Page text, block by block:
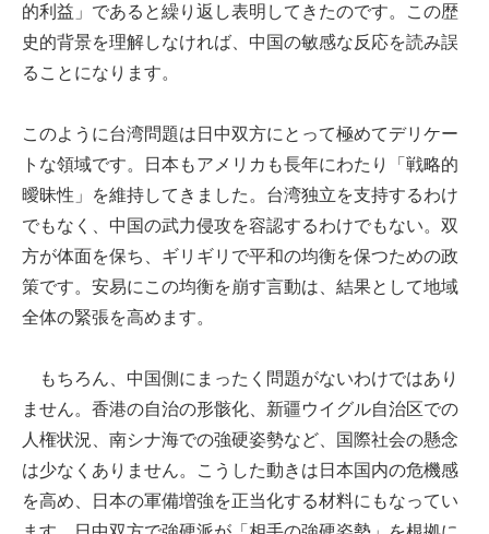
的利益」であると繰り返し表明してきたのです。この歴
史的背景を理解しなければ、中国の敏感な反応を読み誤
ることになります。
このように台湾問題は日中双方にとって極めてデリケー
トな領域です。日本もアメリカも長年にわたり「戦略的
曖昧性」を維持してきました。台湾独立を支持するわけ
でもなく、中国の武力侵攻を容認するわけでもない。双
方が体面を保ち、ギリギリで平和の均衡を保つための政
策です。安易にこの均衡を崩す言動は、結果として地域
全体の緊張を高めます。
もちろん、中国側にまったく問題がないわけではあり
ません。香港の自治の形骸化、新疆ウイグル自治区での
人権状況、南シナ海での強硬姿勢など、国際社会の懸念
は少なくありません。こうした動きは日本国内の危機感
を高め、日本の軍備増強を正当化する材料にもなってい